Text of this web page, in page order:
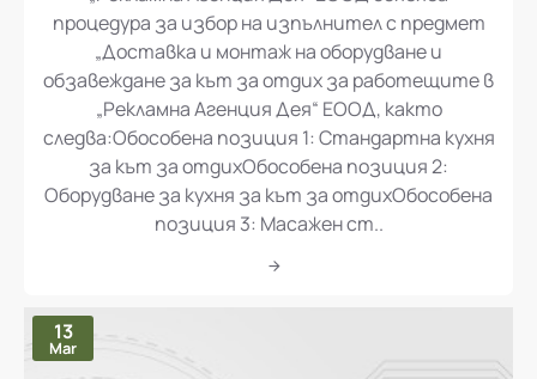
процедура за избор на изпълнител с предмет
„Доставка и монтаж на оборудване и
обзавеждане за кът за отдих за работещите в
„Рекламна Агенция Дея“ ЕООД, както
следва:Обособена позиция 1: Стандартна кухня
за кът за отдихОбособена позиция 2:
Оборудване за кухня за кът за отдихОбособена
позиция 3: Масажен ст..
13
Mar